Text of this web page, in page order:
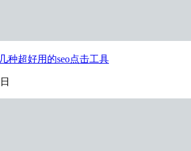
种超好用的seo点击工具